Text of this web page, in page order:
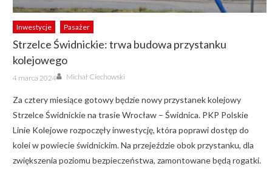
Inwestycje Pasażer
Strzelce Świdnickie: trwa budowa przystanku
kolejowego
Posted
on
4 marca 2024 Author
Michał Ciechowski
Za cztery miesiące gotowy będzie nowy przystanek kolejowy
Strzelce Świdnickie na trasie Wrocław – Świdnica. PKP Polskie
Linie Kolejowe rozpoczęły inwestycję, która poprawi dostęp do
kolei w powiecie świdnickim. Na przejeździe obok przystanku, dla
zwiększenia poziomu bezpieczeństwa, zamontowane będą rogatki.